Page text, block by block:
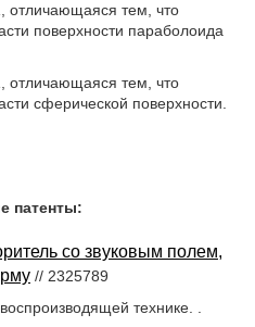
отличающаяся тем, что
поверхности параболоида
отличающаяся тем, что
сферической поверхности.
патенты:
со звуковым полем,
// 2325789
технике. .